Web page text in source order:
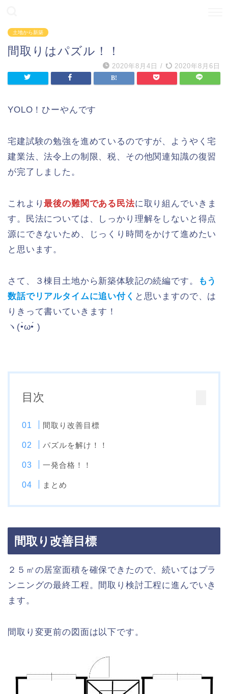
土地から新築
間取りはパズル！！
2020年8月4日 / 2020年8月6日
YOLO！ひーやんです
宅建試験の勉強を進めているのですが、ようやく宅
建業法、法令上の制限、税、その他関連知識の復習
が完了しました。
これより最後の難関である民法に取り組んでいきま
す。民法については、しっかり理解をしないと得点
源にできないため、じっくり時間をかけて進めたい
と思います。
さて、３棟目土地から新築体験記の続編です。
もう
数話でリアルタイムに追い付く と思いますので、は
りきって書いていきます！
ヽ(•̀ω•́ )ゝ
目次
間取り改善目標
パズルを解け！！
一発合格！！
まとめ
間取り改善目標
２５㎡の居室面積を確保できたので、続いてはプラ
ンニングの最終工程。間取り検討工程に進んでいき
ます。
間取り変更前の図面は以下です。